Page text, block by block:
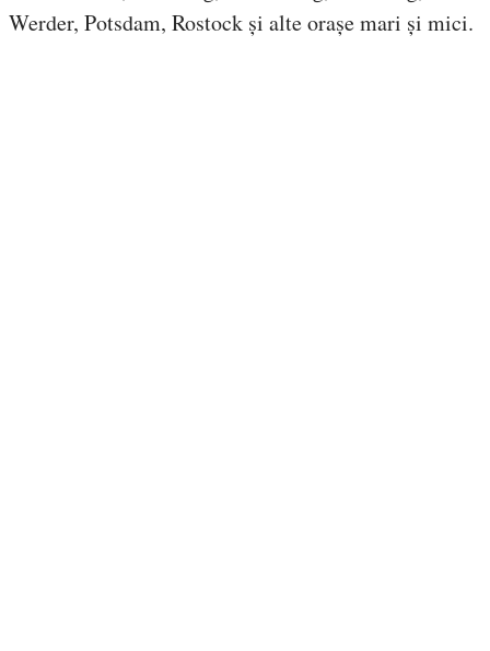
Werder, Potsdam, Rostock și alte orașe mari și mici.